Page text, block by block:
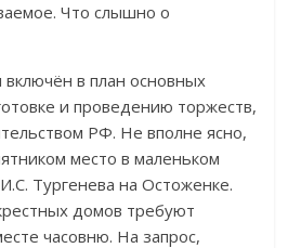
Что слышно о
в план основных
и проведению торжеств,
РФ. Не вполне ясно,
место в маленьком
Тургенева на Остоженке.
домов требуют
часовню. На запрос,